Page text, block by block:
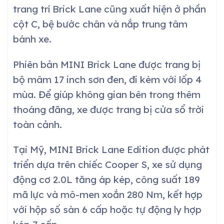
trang trí Brick Lane cũng xuất hiện ở phần
cột C, bệ bước chân và nắp trung tâm
bánh xe.
Phiên bản MINI Brick Lane được trang bị
bộ mâm 17 inch sơn đen, đi kèm với lốp 4
mùa. Để giúp không gian bên trong thêm
thoáng đãng, xe được trang bị cửa sổ trời
toàn cảnh.
Tại Mỹ, MINI Brick Lane Edition được phát
triển dựa trên chiếc Cooper S, xe sử dụng
động cơ 2.0L tăng áp kép, công suất 189
mã lực và mô-men xoắn 280 Nm, kết hợp
với hộp số sàn 6 cấp hoặc tự động ly hợp